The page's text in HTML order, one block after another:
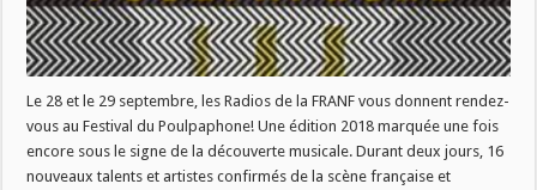
Le 28 et le 29 septembre, les Radios de la FRANF vous donnent rendez-
vous au Festival du Poulpaphone! Une édition 2018 marquée une fois
encore sous le signe de la découverte musicale. Durant deux jours, 16
nouveaux talents et artistes confirmés de la scène française et